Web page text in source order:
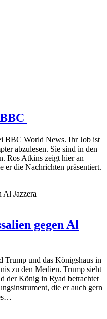
BBC World News. Ihr Job ist
abzulesen. Sie sind in den
Ros Atkins zeigt hier an
er die Nachrichten präsentiert.
gegen Al
Trump und das Königshaus in
zu den Medien. Trump sieht
der König in Ryad betrachtet
die er auch gern